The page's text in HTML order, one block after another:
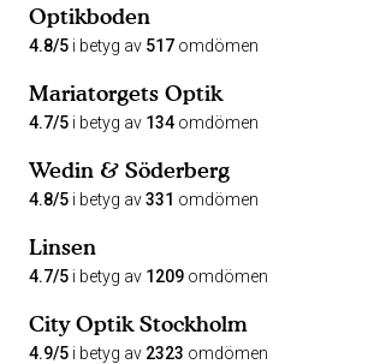
Optikboden
4.8/5 i betyg av 517 omdömen
Mariatorgets Optik
4.7/5 i betyg av 134 omdömen
Wedin & Söderberg
4.8/5 i betyg av331 omdömen
Linsen
4.7/5 i betyg av 1209 omdömen
City Optik Stockholm
4.9/5 i betyg av 2323 omdömen